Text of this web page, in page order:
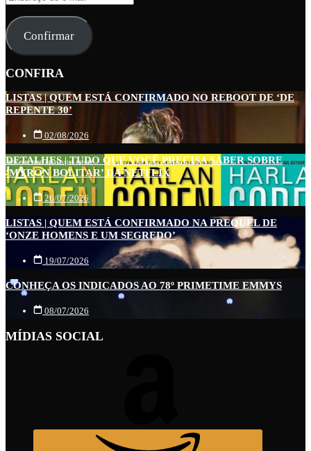
e-
mail
Confirmar
CONFIRA
LISTAS | QUEM ESTÁ CONFIRMADO NO REBOOT DE ‘DE
REPENTE 30’
02/08/2026
DETALHES | TUDO QUE VOCÊ PRECISA SABER SOBRE
‘MYRON BOLITAR’ DA NETFLIX
26/07/2026
LISTAS | QUEM ESTÁ CONFIRMADO NA PREQUEL DE
‘ONZE HOMENS E UM SEGREDO’
19/07/2026
CONHEÇA OS INDICADOS AO 78º PRIMETIME EMMYS
08/07/2026
MÍDIAS SOCIAL